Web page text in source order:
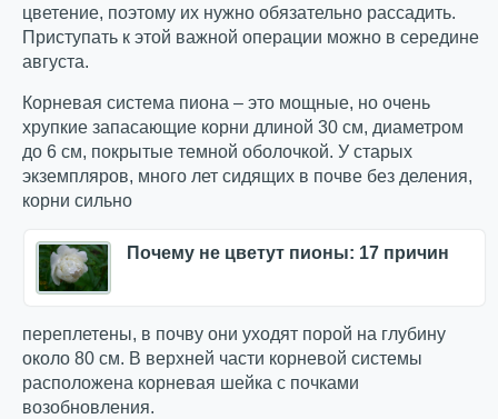
цветение, поэтому их нужно обязательно рассадить.
Приступать к этой важной операции можно в середине
августа.
Корневая система пиона – это мощные, но очень
хрупкие запасающие корни длиной 30 см, диаметром
до 6 см, покрытые темной оболочкой. У старых
экземпляров, много лет сидящих в почве без деления,
корни сильно
Почему не цветут пионы: 17 причин
переплетены, в почву они уходят порой на глубину
около 80 см. В верхней части корневой системы
расположена корневая шейка с почками
возобновления.